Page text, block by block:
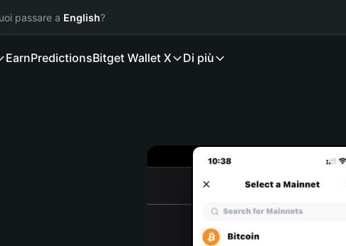
passare a English?
EarnPredictionsBitget Wallet X Di più